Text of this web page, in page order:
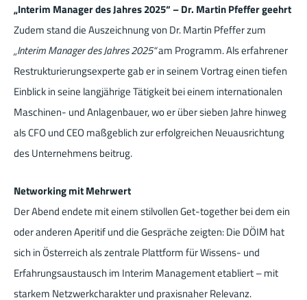
„Interim Manager des Jahres 2025“ – Dr. Martin Pfeffer geehrt
Zudem stand die Auszeichnung von Dr. Martin Pfeffer zum
„Interim Manager des Jahres 2025“am Programm. Als erfahrener
Restrukturierungsexperte gab er in seinem Vortrag einen tiefen
Einblick in seine langjährige Tätigkeit bei einem internationalen
Maschinen- und Anlagenbauer, wo er über sieben Jahre hinweg
als CFO und CEO maßgeblich zur erfolgreichen Neuausrichtung
des Unternehmens beitrug.
Networking mit Mehrwert
Der Abend endete mit einem stilvollen Get-together bei dem ein
oder anderen Aperitif und die Gespräche zeigten: Die DÖIM hat
sich in Österreich als zentrale Plattform für Wissens- und
Erfahrungsaustausch im Interim Management etabliert – mit
starkem Netzwerkcharakter und praxisnaher Relevanz.